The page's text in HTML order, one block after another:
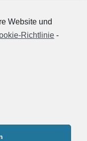
Website und
Richtlinie -